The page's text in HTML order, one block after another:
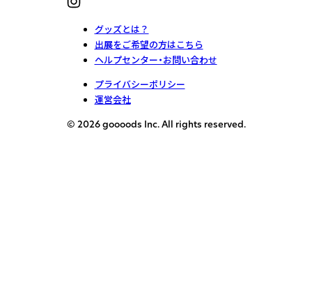
グッズとは？
出展をご希望の方はこちら
ヘルプセンター・お問い合わせ
プライバシーポリシー
運営会社
© 2026 goooods Inc. All rights reserved.